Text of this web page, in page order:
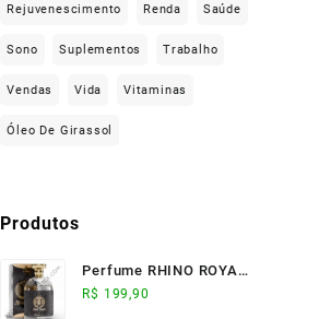
Rejuvenescimento Renda Saúde
Sono Suplementos Trabalho
Vendas Vida Vitaminas
Óleo De Girassol
Produtos
Perfume RHINO ROYALE
(100ml) - Ozonteck
R$ 199,90